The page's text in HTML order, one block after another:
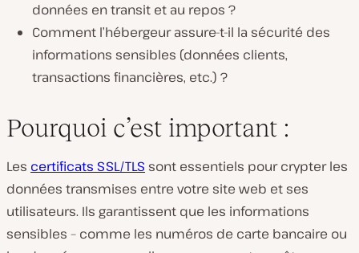
données en transit et au repos ?
Comment l’hébergeur assure-t-il la sécurité des
informations sensibles (données clients,
transactions financières, etc.) ?
Pourquoi c’est important :
Les certificats SSL/TLS sont essentiels pour crypter les
données transmises entre votre site web et ses
utilisateurs. Ils garantissent que les informations
sensibles – comme les numéros de carte bancaire ou